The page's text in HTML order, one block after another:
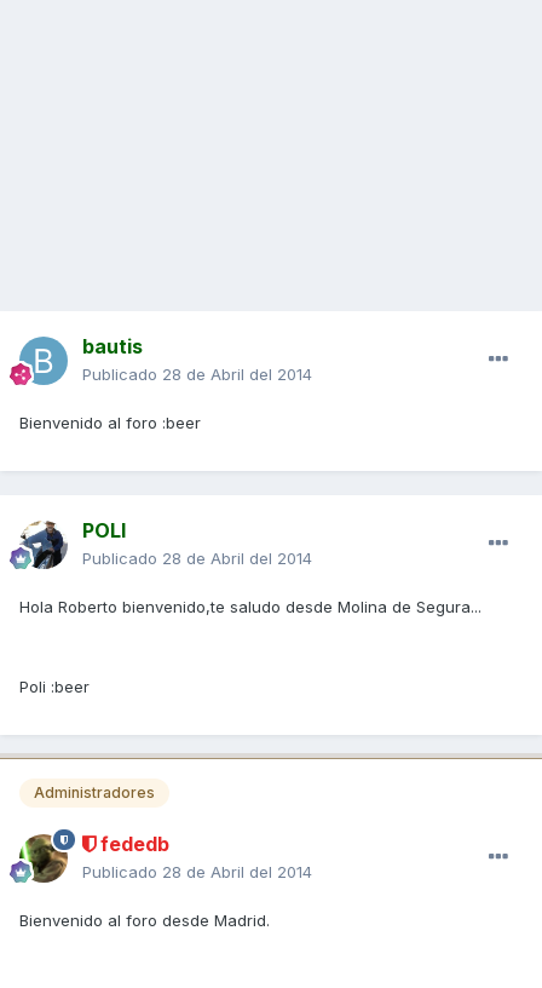
bautis
Publicado 28 de Abril del 2014
Bienvenido al foro :beer
POLI
Publicado 28 de Abril del 2014
Hola Roberto bienvenido,te saludo desde Molina de Segura...
Poli :beer
Administradores
fededb
Publicado 28 de Abril del 2014
Bienvenido al foro desde Madrid.